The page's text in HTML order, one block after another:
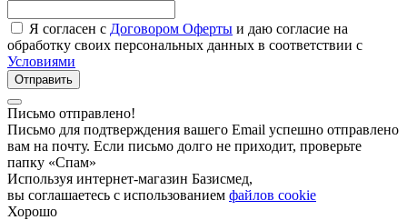
Я согласен с Договором Оферты и даю согласие на
обработку своих персональных данных в соответствии с
Условиями
Отправить
Письмо отправлено!
Письмо для подтверждения вашего Email успешно отправлено
вам на почту. Если письмо долго не приходит, проверьте
папку «Спам»
Используя интернет-магазин Базисмед,
вы соглашаетесь с использованием файлов cookie
Хорошо